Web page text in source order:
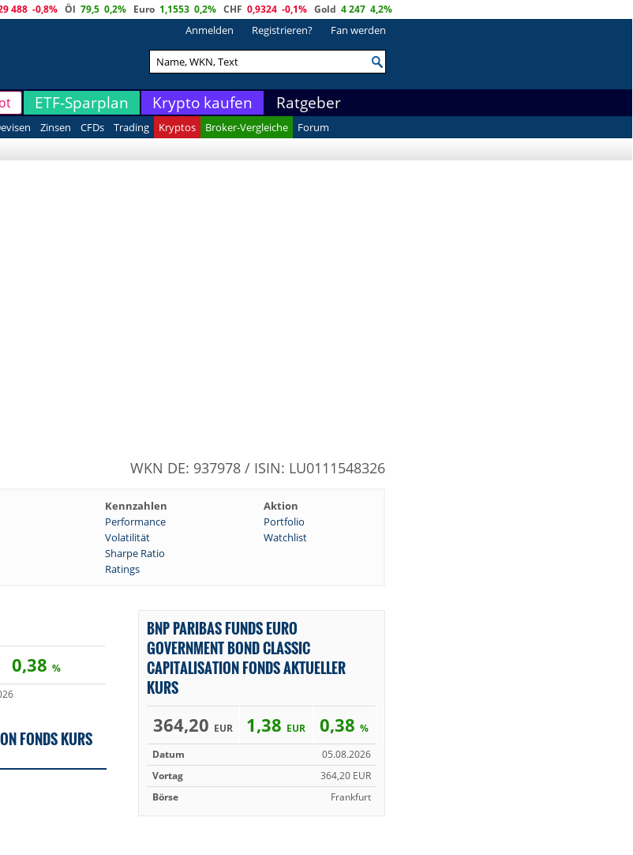
488 -0,8% Öl 79,5 0,2% Euro 1,1553 0,2% CHF 0,9324 -0,1% Gold 4 247 4,2%
Anmelden Registrieren? Fan werden
ETF-Sparplan Krypto kaufen Ratgeber
Zinsen CFDs Trading Kryptos Broker-Vergleiche
Forum
WKN DE: 937978 / ISIN: LU0111548326
Kennzahlen
Aktion
Performance
Portfolio
Volatilität
Watchlist
Sharpe Ratio
Ratings
0,38 %
FONDS KURS
BNP PARIBAS FUNDS EURO
GOVERNMENT BOND CLASSIC
CAPITALISATION FONDS AKTUELLER
KURS
364,20 EUR 1,38 EUR 0,38%
Datum
05.08.2026
Vortag
364,20 EUR
Börse
Frankfurt